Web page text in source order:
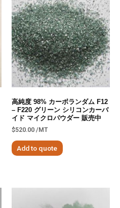
高純度 98% カーボランダム F12
– F220 グリーン シリコンカーバ
イド マイクロパウダー 販売中
$520.00 /MT
Add to quote